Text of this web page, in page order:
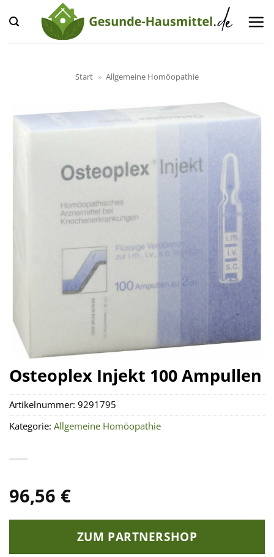
Inhalt
springen
Start » Allgemeine Homöopathie
Osteoplex Injekt 100 Ampullen
96,56 €
ZUM PARTNERSHOP
Artikelnummer: 9291795
Kategorie: Allgemeine Homöopathie